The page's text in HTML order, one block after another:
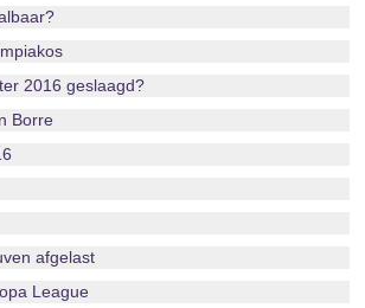
2016 geslaagd?
Borre
afgelast
League